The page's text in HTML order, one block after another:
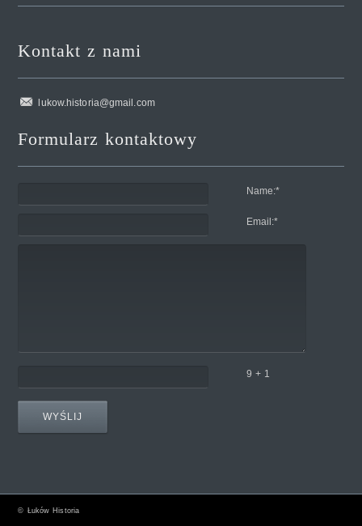
Kontakt z nami
lukow.historia@gmail.com
Formularz kontaktowy
Name:*
Email:*
9 + 1
© Łuków Historia